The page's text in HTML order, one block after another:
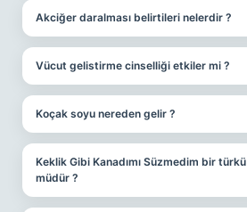
Akciğer daralması belirtileri nelerdir ?
Vücut gelistirme cinselliği etkiler mi ?
Koçak soyu nereden gelir ?
Keklik Gibi Kanadımı Süzmedim bir türkü
müdür ?